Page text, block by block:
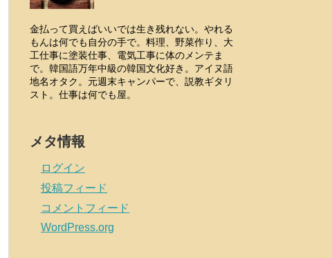
金払って買えばいいでは生き残れない。やれる
もんは何でも自分の手で。料理、野菜作り、大
工仕事に塗装仕事、電気工事に体のメンテま
で。韓国語万年中級の韓国文化好き。アイヌ語
地名オタク。元週末キャンパーで、説教ギタリ
スト。仕事は何でも屋。
メタ情報
ログイン
投稿フィード
コメントフィード
WordPress.org